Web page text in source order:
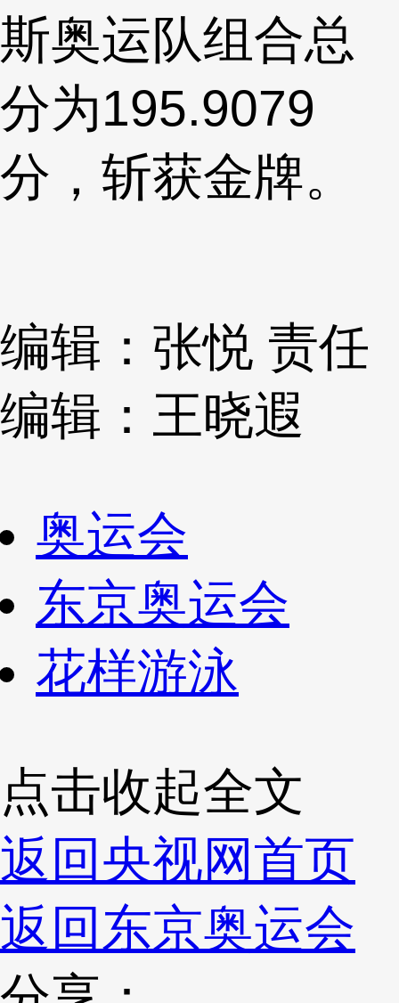
斯奥运队组合总
分为195.9079
分，斩获金牌。
编辑：张悦 责任
编辑：王晓遐
奥运会
东京奥运会
花样游泳
点击收起全文
返回央视网首页
返回东京奥运会